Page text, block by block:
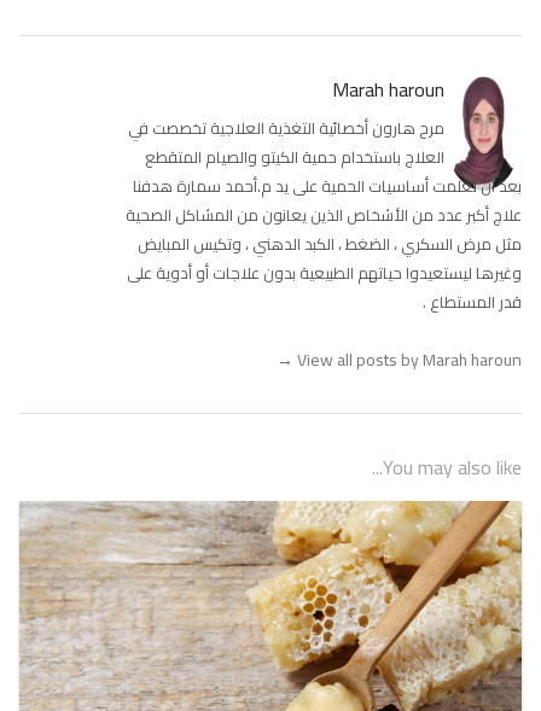
Marah haroun
مرح هارون أخصائية التغذية العلاجية تخصصت في
العلاج باستخدام حمية الكيتو والصيام المتقطع
بعد أن تعلمت أساسيات الحمية على يد م.أحمد سمارة هدفنا
علاج أكبر عدد من الأشخاص الذين يعانون من المشاكل الصحية
مثل مرض السكري ، الضغط ، الكبد الدهني ، وتكيس المبايض
وغيرها ليستعيدوا حياتهم الطبيعية بدون علاجات أو أدوية على
قدر المستطاع .
View all posts by Marah haroun
→
You may also like...